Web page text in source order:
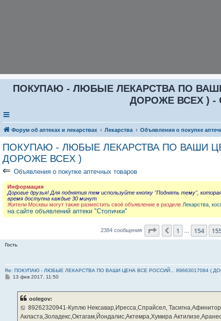
ПОКУПАЮ - ЛЮБЫЕ ЛЕКАРСТВА ПО ВАШИ
ДОРОЖЕ ВСЕХ ) -
Форум об аптеках и лекарствах Лекарства Объявления о покупке
ПОКУПАЮ - ЛЮБЫЕ ЛЕКАРСТВА ПО ВАШИ
ДОРОЖЕ ВСЕХ )
⇐ Объявления о покупке аптечных товаров
Информация
Дорогие друзья! Для поднятия тем используйте кнопку "Поднять тему",
время доступна каждые 30 минут
Жители Москвы могут также разместить своё объявление в разделе Лекарства,
на сайте объявлений аптеки "Столички"
2384 сообщения Страница 156из
Пред.
1 154
Гость
Re: ПОКУПАЮ - ЛЮБЫЕ ЛЕКАРСТВА ПО ВАШИ ЦЕНА ВСЕ РОССИЙ... 89663017084 (
С13 фев 2017, 11:50
oolegov:
89262320941-Куплю Нексавар,Иресса,Спрайсел,
Акласта,Золадекс,Октагам,Йондалис,Актемра,Хумира